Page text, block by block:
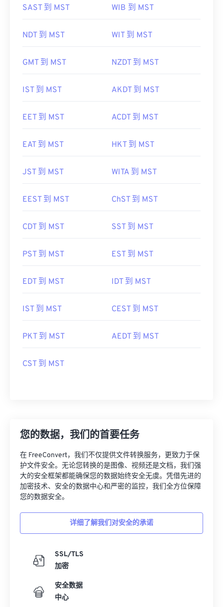
SAST 到 MST WIB 到 MST
NDT 到 MST WIT 到 MST
GMT 到 MST NZDT 到 MST
IST 到 MST AKDT 到 MST
EET 到 MST ACDT 到 MST
EAT 到 MST HKT 到 MST
JST 到 MST WITA 到 MST
EEST 到 MST ChST 到 MST
CDT 到 MST SST 到 MST
PST 到 MST EST 到 MST
EDT 到 MST IDT 到 MST
IST 到 MST CEST 到 MST
PKT 到 MST AEDT 到 MST
CST 到 MST
您的数据，我们的首要任务
在 FreeConvert，我们不仅提供文件转换服务，更致力于保
护文件安全。无论您转换的是图像、视频还是文档，我们强
大的安全框架都能确保您的数据始终安全无虞。凭借先进的
加密技术、安全的数据中心和严密的监控，我们全方位保障
您的数据安全。
详细了解我们对安全的承诺
SSL/TLS
加密
安全数据
中心